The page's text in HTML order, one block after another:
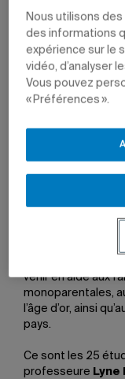
En ce monde rien
mais vous pouvez
nous avons
l’écrivain,
Clinique d’impôt
venir en aide aux
monoparentales,
l’âge d’or, ainsi
pays.
Ce sont les 25
professeure Lyne
Nous utilisons
des informations
expérience sur le
vidéo, d’analyser
Vous pouvez
« Préférences ».